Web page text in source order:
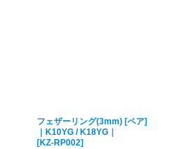
フェザーリング(3mm) [ペア]
｜K10YG / K18YG｜
[KZ-RP002]